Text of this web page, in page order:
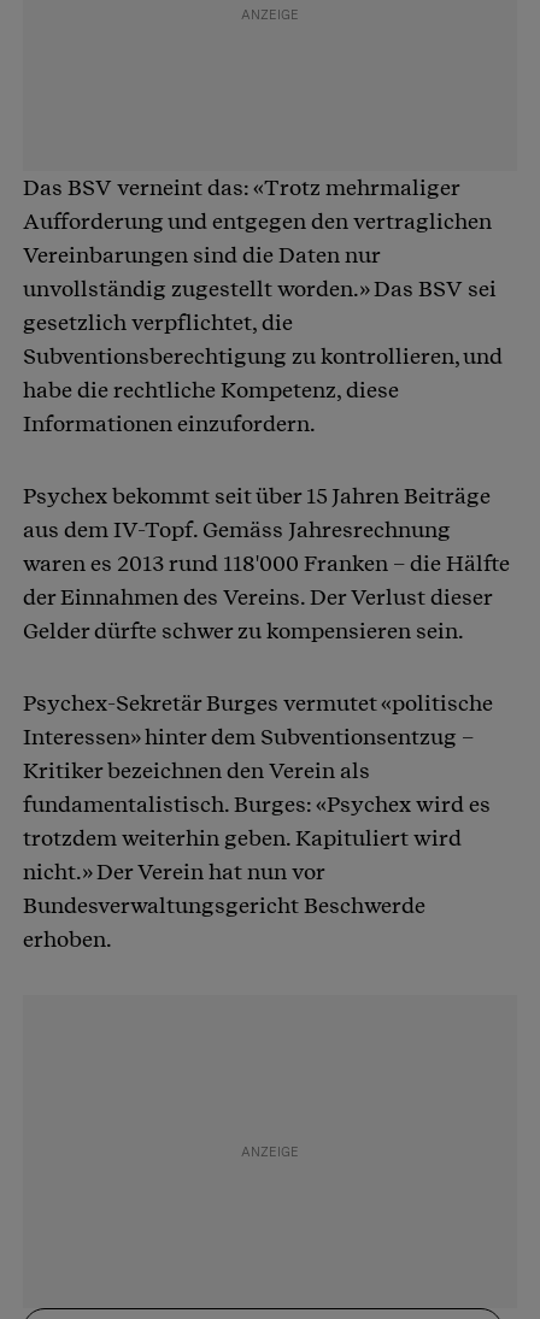
Das BSV verneint das: «Trotz mehrmaliger
Aufforderung und entgegen den vertraglichen
Vereinbarungen sind die Daten nur
unvollständig zugestellt worden.» Das BSV sei
gesetzlich verpflichtet, die
Subventionsberechtigung zu kontrollieren, und
habe die rechtliche Kompetenz, diese
Informationen einzufordern.
Psychex bekommt seit über 15 Jahren Beiträge
aus dem IV-Topf. Gemäss Jahresrechnung
waren es 2013 rund 118'000 Franken – die Hälfte
der Einnahmen des Vereins. Der Verlust dieser
Gelder dürfte schwer zu kompensieren sein.
Psychex-Sekretär Burges vermutet «politische
Interessen» hinter dem Subventionsentzug –
Kritiker bezeichnen den Verein als
fundamentalistisch. Burges: «Psychex wird es
trotzdem weiterhin geben. Kapituliert wird
nicht.» Der Verein hat nun vor
Bundesverwaltungsgericht Beschwerde
erhoben.